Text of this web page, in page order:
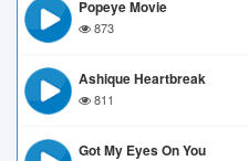
Popeye Movie
873
Ashique Heartbreak
811
Got My Eyes On You